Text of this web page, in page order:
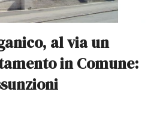
al via un
in Comune: